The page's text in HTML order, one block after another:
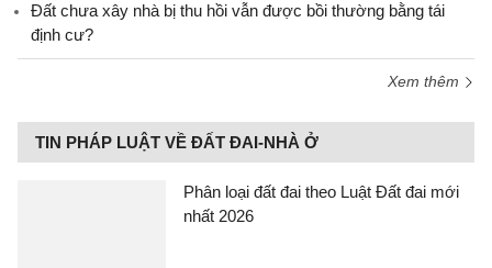
Đất chưa xây nhà bị thu hồi vẫn được bồi thường bằng tái
định cư?
Xem thêm
TIN PHÁP LUẬT VỀ ĐẤT ĐAI-NHÀ Ở
Phân loại đất đai theo Luật Đất đai mới
nhất 2026